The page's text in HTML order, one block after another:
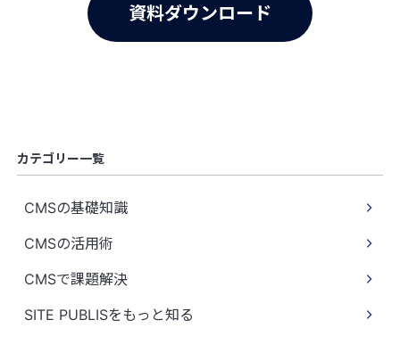
資料ダウンロード
カテゴリー一覧
CMSの基礎知識
CMSの活用術
CMSで課題解決
SITE PUBLISをもっと知る